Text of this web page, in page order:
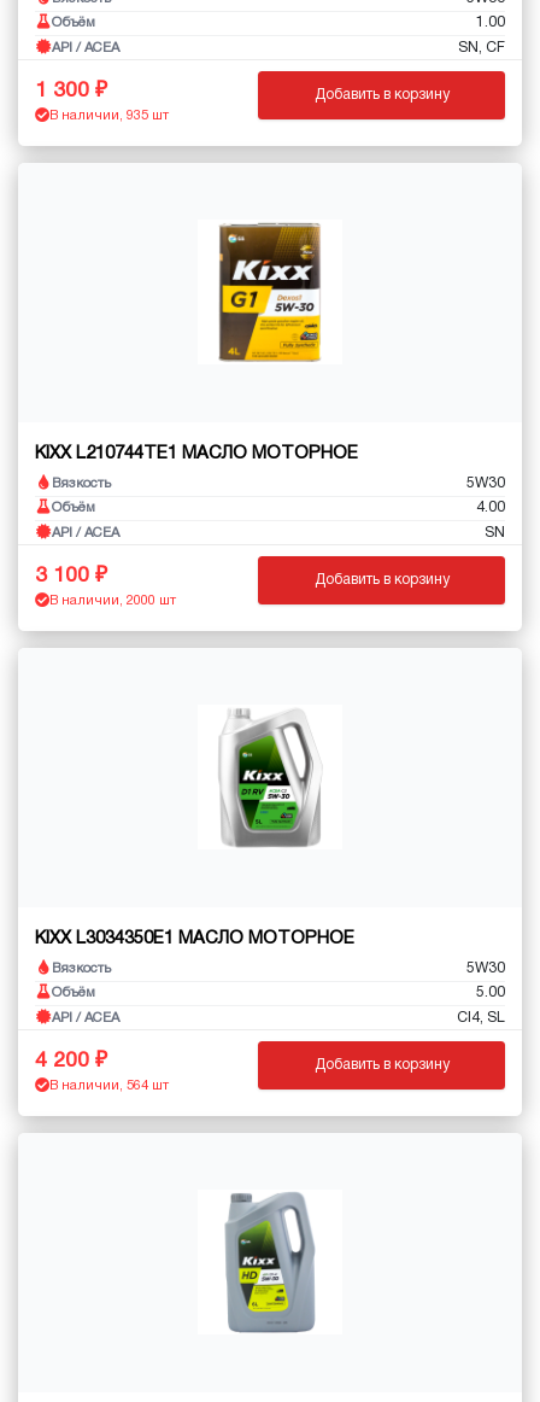
Объём 1.00
API / ACEA SN, CF
1 300
В наличии, 935 шт
Добавить в корзину
KIXX L210744TE1 МАСЛО МОТОРНОЕ
Вязкость 5W30
Объём 4.00
API / ACEA SN
3 100
В наличии, 2000 шт
Добавить в корзину
KIXX L3034350E1 МАСЛО МОТОРНОЕ
Вязкость 5W30
Объём 5.00
API / ACEA CI4, SL
4 200
В наличии, 564 шт
Добавить в корзину